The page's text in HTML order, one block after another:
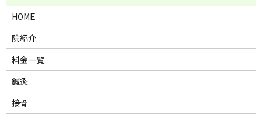
HOME
院紹介
料金一覧
鍼灸
接骨